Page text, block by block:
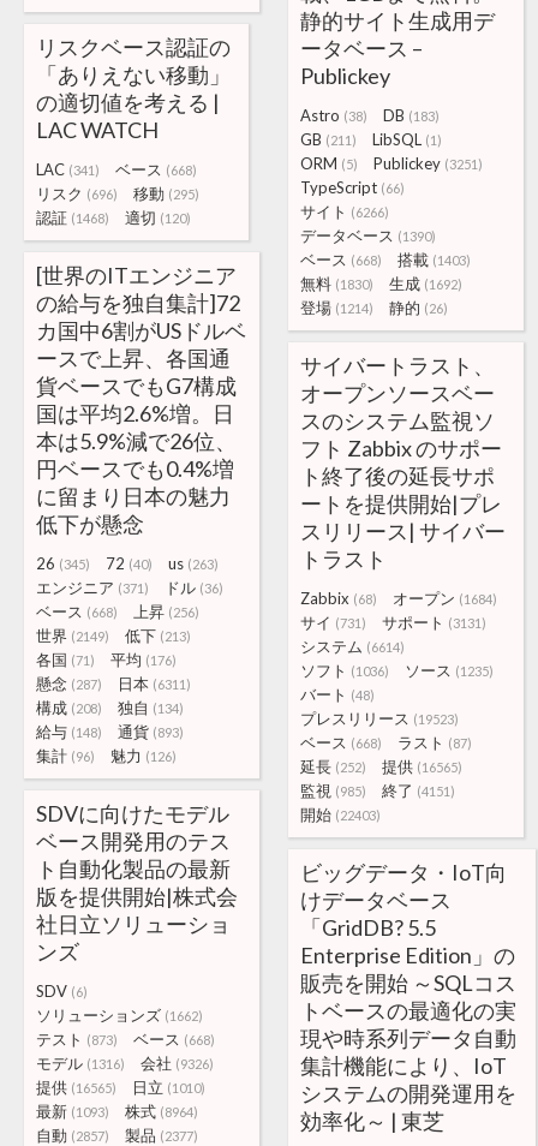
静的サイト生成用デ
ータベース –
Publickey
Astro (38) DB (183)
GB (211) LibSQL (1)
ORM (5) Publickey (3251)
TypeScript (66)
サイト (6266)
データベース (1390)
ベース (668) 搭載 (1403)
無料 (1830) 生成 (1692)
登場 (1214) 静的 (26)
リスクベース認証の
「ありえない移動」
の適切値を考える |
LAC WATCH
LAC (341) ベース (668)
リスク (696) 移動 (295)
認証 (1468) 適切 (120)
[世界のITエンジニア
の給与を独自集計]72
カ国中6割がUSドルベ
ースで上昇、各国通
貨ベースでもG7構成
国は平均2.6%増。日
本は5.9%減で26位、
円ベースでも0.4%増
に留まり日本の魅力
低下が懸念
26 (345) 72 (40) us (263)
エンジニア (371) ドル (36)
ベース (668) 上昇 (256)
世界 (2149) 低下 (213)
各国 (71) 平均 (176)
懸念 (287) 日本 (6311)
構成 (208) 独自 (134)
給与 (148) 通貨 (893)
集計 (96) 魅力 (126)
サイバートラスト、
オープンソースベー
スのシステム監視ソ
フト Zabbix のサポー
ト終了後の延長サポ
ートを提供開始|プレ
スリリース| サイバー
トラスト
Zabbix (68) オープン (1684)
サイ (731) サポート (3131)
システム (6614)
ソフト (1036) ソース (1235)
バート (48)
プレスリリース (19523)
ベース (668) ラスト (87)
延長 (252) 提供 (16565)
監視 (985) 終了 (4151)
開始 (22403)
SDVに向けたモデル
ベース開発用のテス
ト自動化製品の最新
版を提供開始|株式会
社日立ソリューショ
ンズ
SDV (6)
ソリューションズ (1662)
テスト (873) ベース (668)
モデル (1316) 会社 (9326)
提供 (16565) 日立 (1010)
最新 (1093) 株式 (8964)
自動 (2857) 製品 (2377)
ビッグデータ・IoT向
けデータベース
「GridDB? 5.5
Enterprise Edition」の
販売を開始 ～SQLコス
トベースの最適化の実
現や時系列データ自動
集計機能により、IoT
システムの開発運用を
効率化～ | 東芝